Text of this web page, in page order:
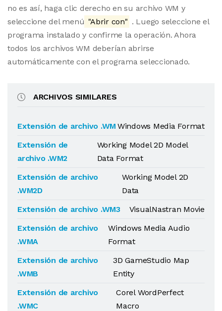
no es así, haga clic derecho en su archivo WM y
seleccione del menú "Abrir con" . Luego seleccione el
programa instalado y confirme la operación. Ahora
todos los archivos WM deberían abrirse
automáticamente con el programa seleccionado.
ARCHIVOS SIMILARES
Extensión de archivo .WM Windows Media Format
Extensión de
archivo .WM2
Working Model 2D Model
Data Format
Extensión de archivo
.WM2D
Working Model 2D
Data
Extensión de archivo .WM3
VisualNastran Movie
Extensión de archivo
.WMA
Windows Media Audio
Format
Extensión de archivo
.WMB
3D GameStudio Map
Entity
Extensión de archivo
.WMC
Corel WordPerfect
Macro